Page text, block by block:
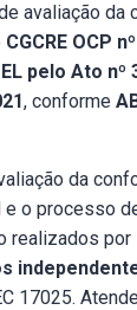
avaliação da
CGCRE OCP
pelo Ato nº
, conforme
da
e o processo
realizados por
17025.